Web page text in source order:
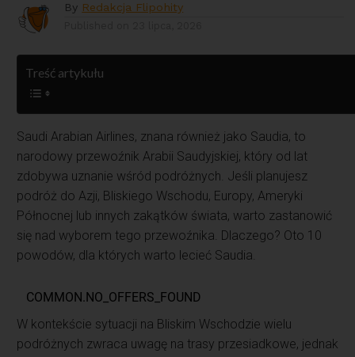
By Redakcja Flipohity
Treść artykułu
Saudi Arabian Airlines, znana również jako Saudia, to
narodowy przewoźnik Arabii Saudyjskiej, który od lat
zdobywa uznanie wśród podróżnych. Jeśli planujesz
podróż do Azji, Bliskiego Wschodu, Europy, Ameryki
Północnej lub innych zakątków świata, warto zastanowić
się nad wyborem tego przewoźnika. Dlaczego? Oto 10
powodów, dla których warto lecieć Saudia.
W kontekście sytuacji na Bliskim Wschodzie wielu
podróżnych zwraca uwagę na trasy przesiadkowe, jednak